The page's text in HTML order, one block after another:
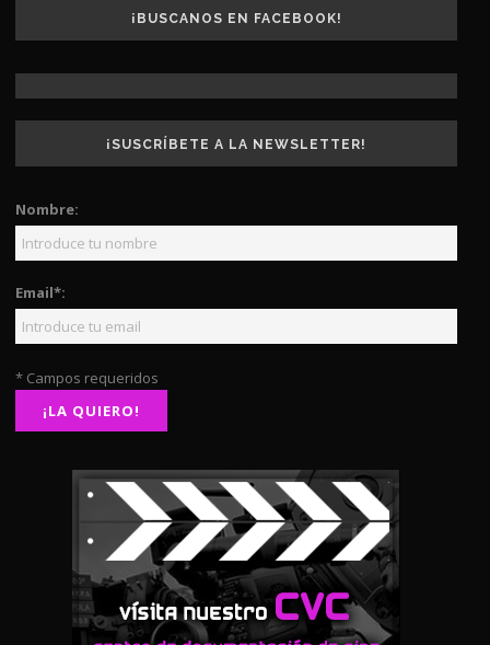
¡BUSCANOS EN FACEBOOK!
¡SUSCRÍBETE A LA NEWSLETTER!
Nombre:
Email*:
* Campos requeridos